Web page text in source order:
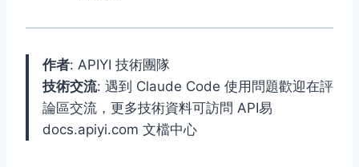
作者: APIYI 技術團隊
技術交流: 遇到 Claude Code 使用問題歡迎在評
論區交流，更多技術資料可訪問 API易
docs.apiyi.com 文檔中心